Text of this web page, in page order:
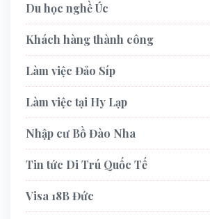
Du học nghề Úc
Khách hàng thành công
Làm việc Đảo Síp
Làm việc tại Hy Lạp
Nhập cư Bồ Đào Nha
Tin tức Di Trú Quốc Tế
Visa 18B Đức